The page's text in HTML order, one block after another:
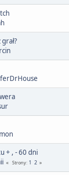
+ , - 60 dni
Strony 1 2